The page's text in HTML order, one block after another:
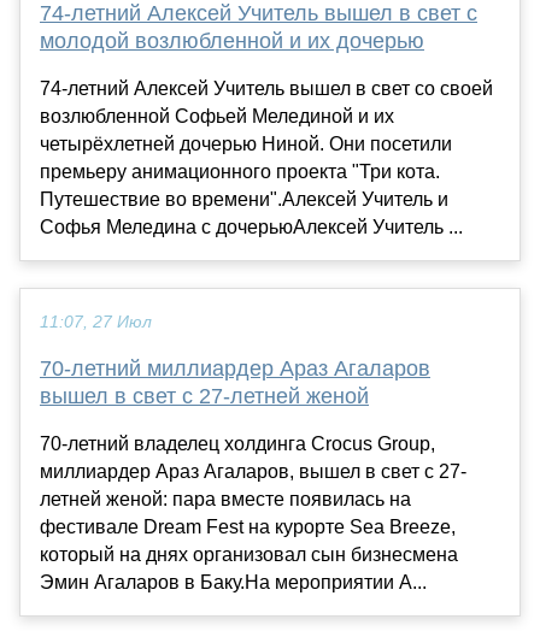
74-летний Алексей Учитель вышел в свет с
молодой возлюбленной и их дочерью
74-летний Алексей Учитель вышел в свет со своей
возлюбленной Софьей Мелединой и их
четырёхлетней дочерью Ниной. Они посетили
премьеру анимационного проекта "Три кота.
Путешествие во времени".Алексей Учитель и
Софья Меледина с дочерьюАлексей Учитель ...
11:07, 27 Июл
70-летний миллиардер Араз Агаларов
вышел в свет с 27-летней женой
70-летний владелец холдинга Crocus Group,
миллиардер Араз Агаларов, вышел в свет с 27-
летней женой: пара вместе появилась на
фестивале Dream Fest на курорте Sea Breeze,
который на днях организовал сын бизнесмена
Эмин Агаларов в Баку.На мероприятии А...